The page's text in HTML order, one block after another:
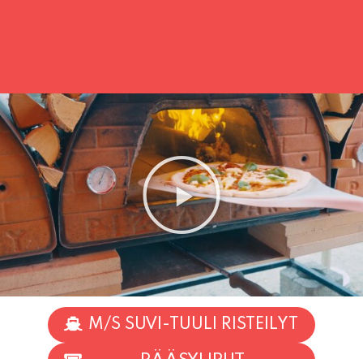
M/S SUVI-TUULI RISTEILYT
PÄÄSYLIPUT
KEIKKABUSSI